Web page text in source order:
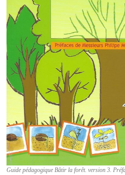
Guide pédagogique Bâtir la forêt. version 3.